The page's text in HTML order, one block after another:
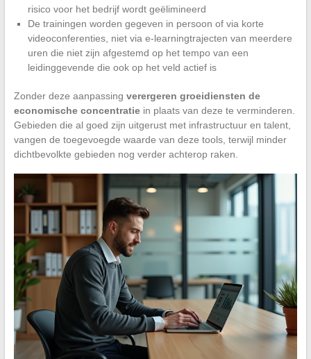
risico voor het bedrijf wordt geëlimineerd
De trainingen worden gegeven in persoon of via korte
videoconferenties, niet via e-learningtrajecten van meerdere
uren die niet zijn afgestemd op het tempo van een
leidinggevende die ook op het veld actief is
Zonder deze aanpassing verergeren groeidiensten de
economische concentratiein plaats van deze te verminderen.
Gebieden die al goed zijn uitgerust met infrastructuur en talent,
vangen de toegevoegde waarde van deze tools, terwijl minder
dichtbevolkte gebieden nog verder achterop raken.